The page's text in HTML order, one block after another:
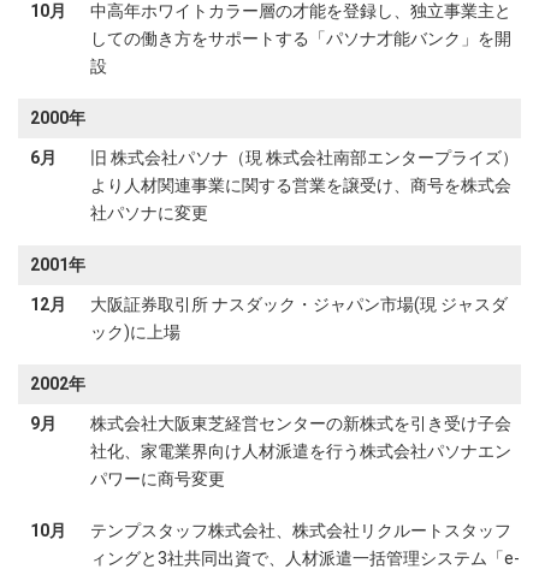
10月
中高年ホワイトカラー層の才能を登録し、独立事業主と
しての働き方をサポートする「パソナ才能バンク」を開
設
2000年
6月
旧 株式会社パソナ（現 株式会社南部エンタープライズ）
より人材関連事業に関する営業を譲受け、商号を株式会
社パソナに変更
2001年
12月
大阪証券取引所 ナスダック・ジャパン市場(現 ジャスダ
ック)に上場
2002年
9月
株式会社大阪東芝経営センターの新株式を引き受け子会
社化、家電業界向け人材派遣を行う株式会社パソナエン
パワーに商号変更
10月
テンプスタッフ株式会社、株式会社リクルートスタッフ
ィングと3社共同出資で、人材派遣一括管理システム「e-